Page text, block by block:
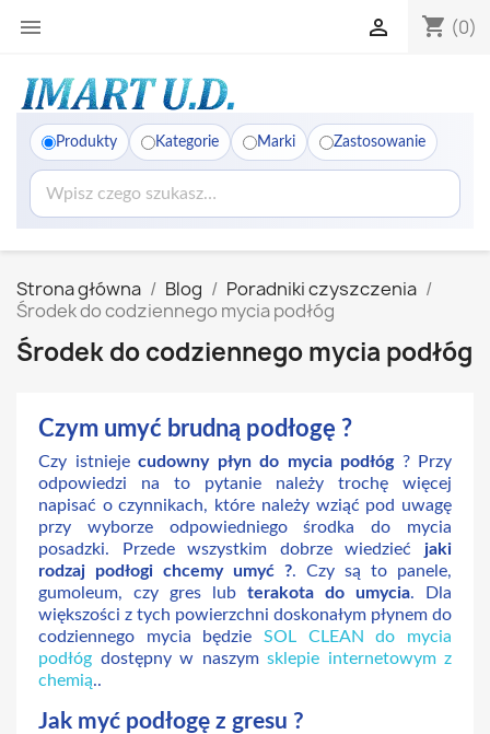
 shopping_cart (0)

Produkty Kategorie Marki Zastosowanie
Strona główna Blog
Poradniki czyszczenia
Środek do codziennego mycia podłóg
Środek do codziennego mycia podłóg
Czym umyć brudną podłogę ?
Czy istnieje cudowny płyn do mycia podłóg? Przy
odpowiedzi na to pytanie należy trochę więcej
napisać o czynnikach, które należy wziąć pod uwagę
przy wyborze odpowiedniego środka do mycia
posadzki. Przede wszystkim dobrze wiedzieć jaki
rodzaj podłogi chcemy umyć ?. Czy są to panele,
gumoleum, czy gres lub terakota do umycia. Dla
większości z tych powierzchni doskonałym płynem do
codziennego mycia będzie SOL CLEAN do mycia
podłóg dostępny w naszym sklepie internetowym z
chemią..
Jak myć podłogę z gresu ?